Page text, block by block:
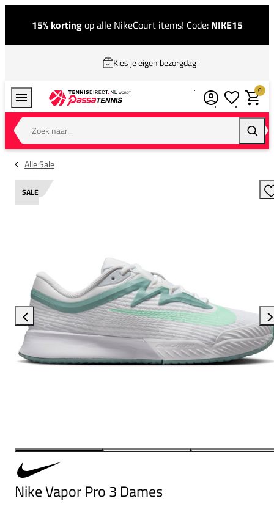
15% kortingop alle NikeCourt items! Code: NIKE15
Kies je eigen bezorgdag
Zoek naar...
0
Alle Sale
SALE
Nike Vapor Pro 3 Dames